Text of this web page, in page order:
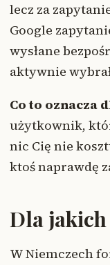
lecz za
Google
wysłane
aktywnie
Co to oznacza
użytkownik,
nic Cię nie
ktoś naprawdę
Dla
W Niemczech